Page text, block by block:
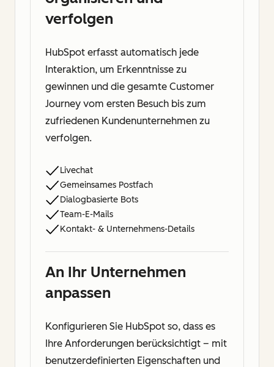
verfolgen
HubSpot erfasst automatisch jede
Interaktion, um Erkenntnisse zu
gewinnen und die gesamte Customer
Journey vom ersten Besuch bis zum
zufriedenen Kundenunternehmen zu
verfolgen.
Livechat
Gemeinsames Postfach
Dialogbasierte Bots
Team-E-Mails
Kontakt- & Unternehmens-Details
An Ihr Unternehmen
anpassen
Konfigurieren Sie HubSpot so, dass es
Ihre Anforderungen berücksichtigt – mit
benutzerdefinierten Eigenschaften und